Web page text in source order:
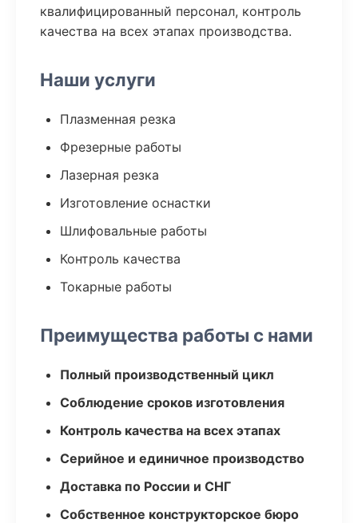
квалифицированный персонал, контроль
качества на всех этапах производства.
Наши услуги
Плазменная резка
Фрезерные работы
Лазерная резка
Изготовление оснастки
Шлифовальные работы
Контроль качества
Токарные работы
Преимущества работы с нами
Полный производственный цикл
Соблюдение сроков изготовления
Контроль качества на всех этапах
Серийное и единичное производство
Доставка по России и СНГ
Собственное конструкторское бюро